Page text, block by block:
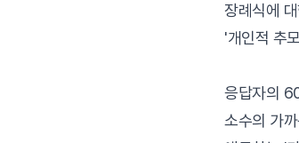
장례식에
'개인적 추
응답자의
소수의 가